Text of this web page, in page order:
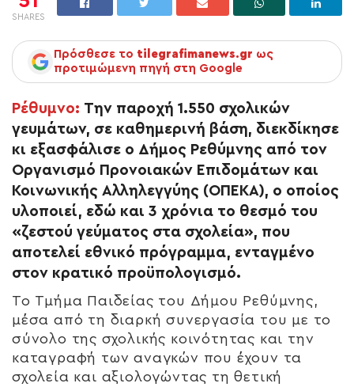
SHARES
Πρόσθεσε το tilegrafimanews.gr ως
προτιμώμενη πηγή στη Google
Ρέθυμνο: Την παροχή 1.550 σχολικών
γευμάτων, σε καθημερινή βάση, διεκδίκησε
κι εξασφάλισε ο Δήμος Ρεθύμνης από τον
Οργανισμό Προνοιακών Επιδομάτων και
Κοινωνικής Αλληλεγγύης (ΟΠΕΚΑ), ο οποίος
υλοποιεί, εδώ και 3 χρόνια το θεσμό του
«ζεστού γεύματος στα σχολεία», που
αποτελεί εθνικό πρόγραμμα, ενταγμένο
στον κρατικό προϋπολογισμό.
Το Τμήμα Παιδείας του Δήμου Ρεθύμνης,
μέσα από τη διαρκή συνεργασία του με το
σύνολο της σχολικής κοινότητας και την
καταγραφή των αναγκών που έχουν τα
σχολεία και αξιολογώντας τη θετική